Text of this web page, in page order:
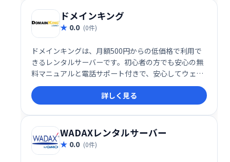
ドメインキング
0.0 (0件)
ドメインキングは、月額500円からの低価格で利用で
きるレンタルサーバーです。初心者の方でも安心の無
料マニュアルと電話サポート付きで、安心してウェブ
サイト運営を始められます。格安料金でありながら充
実したサポート体制で、快適なサーバー環境を提供し
ます。
詳しく見る
WADAXレンタルサーバー
0.0 (0件)